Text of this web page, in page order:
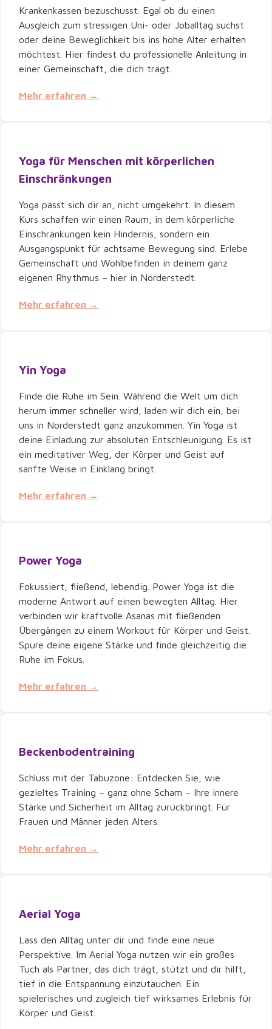
Krankenkassen bezuschusst. Egal ob du einen
Ausgleich zum stressigen Uni- oder Joballtag suchst
oder deine Beweglichkeit bis ins hohe Alter erhalten
möchtest. Hier findest du professionelle Anleitung in
einer Gemeinschaft, die dich trägt.
Mehr erfahren →
Yoga für Menschen mit körperlichen
Einschränkungen
Yoga passt sich dir an, nicht umgekehrt. In diesem
Kurs schaffen wir einen Raum, in dem körperliche
Einschränkungen kein Hindernis, sondern ein
Ausgangspunkt für achtsame Bewegung sind. Erlebe
Gemeinschaft und Wohlbefinden in deinem ganz
eigenen Rhythmus – hier in Norderstedt.
Mehr erfahren →
Yin Yoga
Finde die Ruhe im Sein. Während die Welt um dich
herum immer schneller wird, laden wir dich ein, bei
uns in Norderstedt ganz anzukommen. Yin Yoga ist
deine Einladung zur absoluten Entschleunigung. Es ist
ein meditativer Weg, der Körper und Geist auf
sanfte Weise in Einklang bringt.
Mehr erfahren →
Power Yoga
Fokussiert, fließend, lebendig. Power Yoga ist die
moderne Antwort auf einen bewegten Alltag. Hier
verbinden wir kraftvolle Asanas mit fließenden
Übergängen zu einem Workout für Körper und Geist.
Spüre deine eigene Stärke und finde gleichzeitig die
Ruhe im Fokus.
Mehr erfahren →
Beckenbodentraining
Schluss mit der Tabuzone: Entdecken Sie, wie
gezieltes Training – ganz ohne Scham – Ihre innere
Stärke und Sicherheit im Alltag zurückbringt. Für
Frauen und Männer jeden Alters.
Mehr erfahren →
Aerial Yoga
Lass den Alltag unter dir und finde eine neue
Perspektive. Im Aerial Yoga nutzen wir ein großes
Tuch als Partner, das dich trägt, stützt und dir hilft,
tief in die Entspannung einzutauchen. Ein
spielerisches und zugleich tief wirksames Erlebnis für
Körper und Geist.